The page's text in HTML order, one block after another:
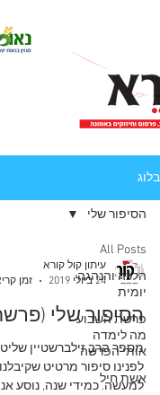
בלוג
All Posts
הלכה והנהגה
יומית
פרשת השבוע
מה לימדה
אותי הפרשה
אשת חיל
הסיפור שלי
עיתון קול קורא
24 ביולי 2019
זמן קריאה 3
הסיפור שלי
מספר הרב זילברשטיין
לפנינו סיפור מרטיט
למעשה. כמידי שנה, נוסע